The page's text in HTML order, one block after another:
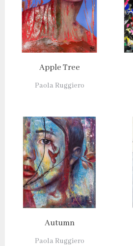
Apple Tree
Paola Ruggiero
Autumn
Paola Ruggiero